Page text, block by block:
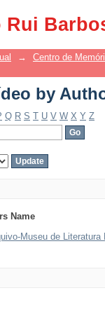
by Author
→ Centro de
by
Q R S T U V W X Y Z
Name
Museu de Literatura